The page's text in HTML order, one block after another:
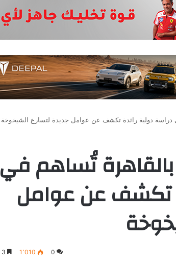
دراسة دولية رائدة تكشف عن عوامل جديدة لتسارع الشيخوخة
بالقاهرة تُساهم في
تكشف عن عوامل
0 1٬010